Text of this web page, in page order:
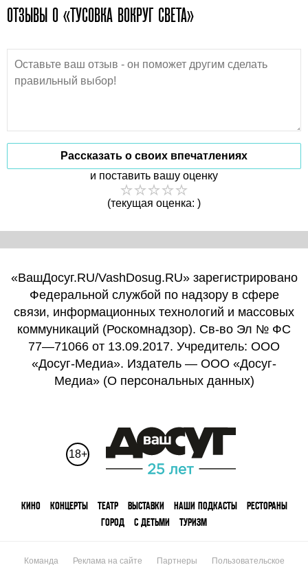
ОТЗЫВЫ О «ТУСОВКА ВОКРУГ СВЕТА»
Рассказать о своих впечатлениях
и поставить вашу оценку
(текущая оценка: )
«ВашДосуг.RU/VashDosug.RU» зарегистрировано
Федеральной службой по надзору в сфере
связи, информационных технологий и массовых
коммуникаций (Роскомнадзор). Св-во Эл № ФС
77—71066 от 13.09.2017. Учредитель: ООО
«Досуг-Медиа». Издатель — ООО «Досуг-
Медиа» (О персональных данных)
18+
КИНО КОНЦЕРТЫ ТЕАТР ВЫСТАВКИ НАШИ ПОДКАСТЫ
РЕСТОРАНЫ
ГОРОД
С ДЕТЬМИ ТУРИЗМ
Команда Реклама на сайте Партнеры Пользовательское